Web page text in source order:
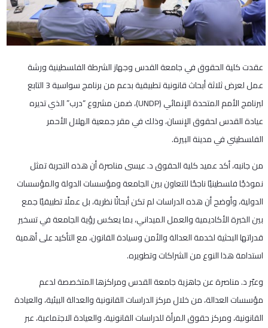
عقدت كلية الحقوق في جامعة القدس وجهاز الشرطة الفلسطينية ورشة
عمل لعرض ثلاثة أبحاث قانونية تطبيقية بدعم من برنامج سواسية 3 التابع
لبرنامج الأمم المتحدة الإنمائي (UNDP)، ضمن مشروع “درب” الذي تديره
عيادة القدس لحقوق الإنسان، وذلك في مقر جمعية الهلال الأحمر
الفلسطيني في مدينة البيرة.
من جانبه، أكد عميد كلية الحقوق د. عيسى مناصرة أن هذه التجربة تمثل
نموذجًا فلسطينيًا ناجحًا للتعاون بين الجامعة ومؤسسات الدولة والمؤسسات
الدولية، وأوضح أن هذه الدراسات لم تكن أبحاثًا نظرية، بل عملًا تطبيقيًا جمع
بين الخبرة الأكاديمية والعمل الميداني، بما يعكس رؤية الجامعة في تسخير
قدراتها البحثية لخدمة العدالة والأمن وسيادة القانون، مع التأكيد على أهمية
استدامة هذا النوع من الشراكات وتطويره.
وعبّر د. مناصرة عن جاهزية جامعة القدس ومراكزها المتخصصة لدعم
مؤسسات العدالة، من خلال مركز الدراسات القانونية والعدالة البيئية، والعيادة
القانونية، ومركز حقوق المرأة للدراسات القانونية، والعيادة الاجتماعية، عبر